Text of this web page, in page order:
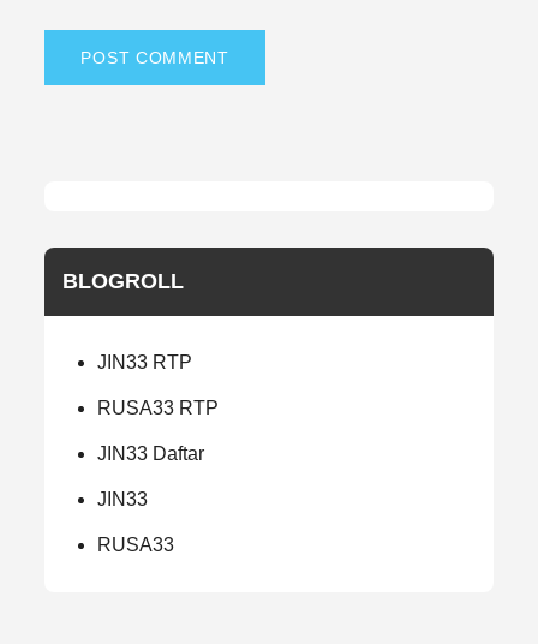
BLOGROLL
JIN33 RTP
RUSA33 RTP
JIN33 Daftar
JIN33
RUSA33